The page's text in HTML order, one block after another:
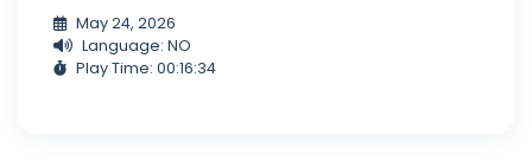
May 24, 2026
Language: NO
Play Time: 00:16:34